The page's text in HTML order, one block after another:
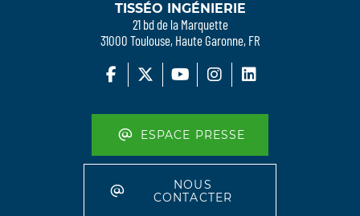
TISSÉO INGÉNIERIE
21 bd de la Marquette
31000 Toulouse, Haute Garonne, FR
ESPACE PRESSE
NOUS
CONTACTER